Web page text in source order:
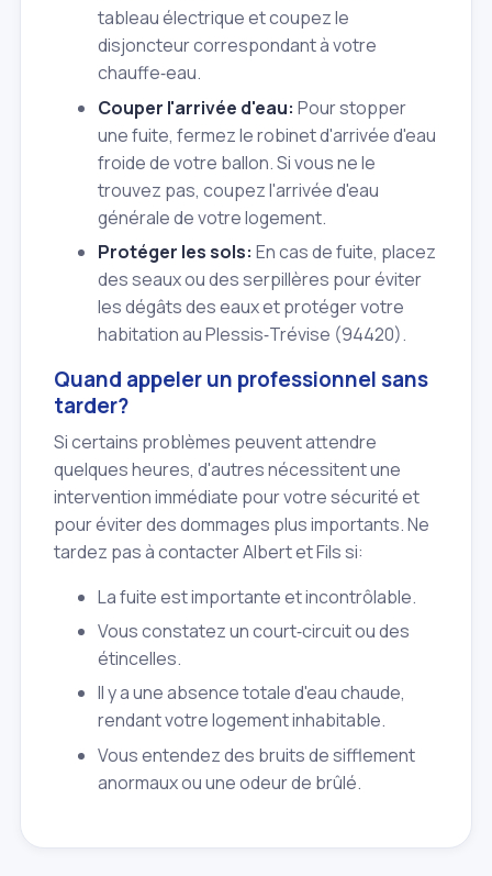
tableau électrique et coupez le
disjoncteur correspondant à votre
chauffe‑eau.
Couper l'arrivée d'eau: Pour stopper
une fuite, fermez le robinet d'arrivée d'eau
froide de votre ballon. Si vous ne le
trouvez pas, coupez l'arrivée d'eau
générale de votre logement.
Protéger les sols: En cas de fuite, placez
des seaux ou des serpillères pour éviter
les dégâts des eaux et protéger votre
habitation au Plessis‑Trévise (94420).
Quand appeler un professionnel sans
tarder?
Si certains problèmes peuvent attendre
quelques heures, d'autres nécessitent une
intervention immédiate pour votre sécurité et
pour éviter des dommages plus importants. Ne
tardez pas à contacter Albert et Fils si:
La fuite est importante et incontrôlable.
Vous constatez un court‑circuit ou des
étincelles.
Il y a une absence totale d'eau chaude,
rendant votre logement inhabitable.
Vous entendez des bruits de sifflement
anormaux ou une odeur de brûlé.